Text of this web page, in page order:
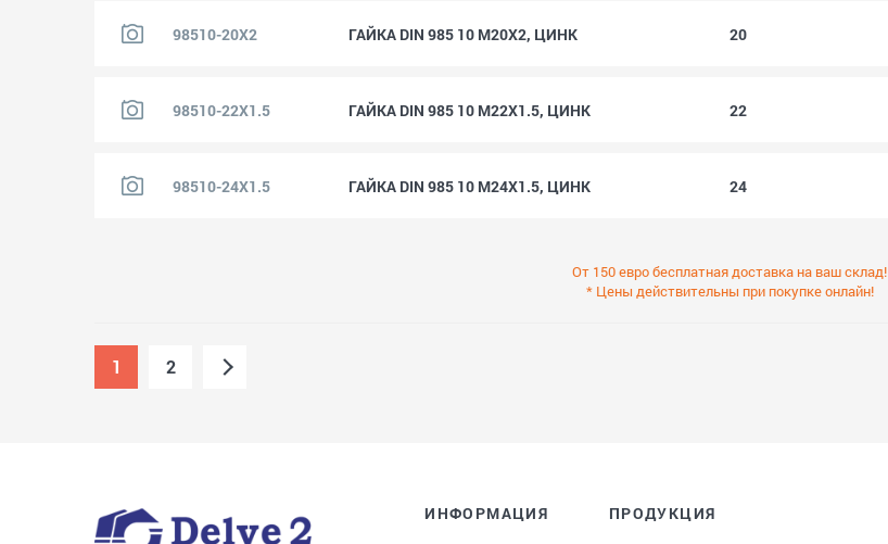
98510-20X2 ГАЙКА DIN 985 10 M20X2, ЦИНК 20
98510-22X1.5 ГАЙКА DIN 985 10 M22X1.5, ЦИНК 22
98510-24X1.5 ГАЙКА DIN 985 10 M24X1.5, ЦИНК 24
От 150 евро бесплатная доставка на ваш склад!
* Цены действительны при покупке онлайн!
1 2
ИНФОРМАЦИЯ ПРОДУКЦИЯ